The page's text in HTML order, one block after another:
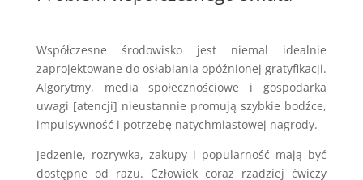
Współczesne środowisko jest niemal idealnie
zaprojektowane do osłabiania opóźnionej gratyfikacji.
Algorytmy, media społecznościowe i gospodarka
uwagi [atencji] nieustannie promują szybkie bodźce,
impulsywność i potrzebę natychmiastowej nagrody.
Jedzenie, rozrywka, zakupy i popularność mają być
dostępne od razu. Człowiek coraz rzadziej ćwiczy